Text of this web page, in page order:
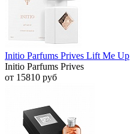
Initio Parfums Prives Lift Me Up
Initio Parfums Prives
от 15810 руб